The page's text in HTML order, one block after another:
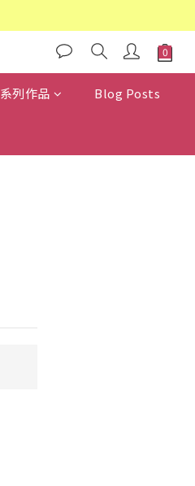
系列作品 Blog Posts